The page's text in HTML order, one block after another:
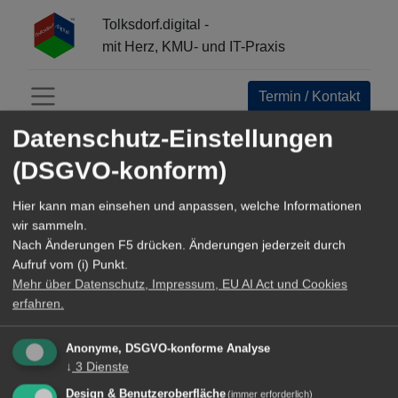
Tolksdorf.digital -
mit Herz, KMU- und IT-Praxis
Termin / Kontakt
Angezeigt werden Ergebnisse aus Blog-Beiträgen,
Produkten, etc.
Datenschutz-Einstellungen
(DSGVO-konform)
Hier kann man einsehen und anpassen, welche Informationen
wir sammeln.
Nach Änderungen F5 drücken. Änderungen jederzeit durch
Aufruf vom (i) Punkt.
Mehr über Datenschutz, Impressum, EU AI Act und Cookies
erfahren.
Anonyme, DSGVO-konforme Analyse
↓ 3 Dienste
Design & Benutzeroberfläche(immer erforderlich)